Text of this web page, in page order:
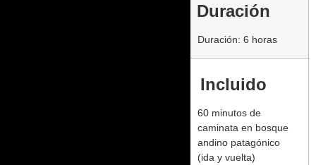
Duración
Duración: 6 horas
Incluido
60 minutos de
caminata en bosque
andino patagónico
(ida y vuelta)